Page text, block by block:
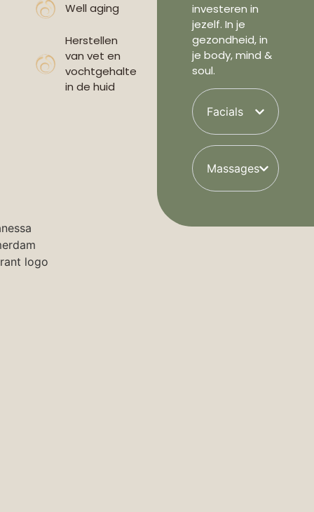
Well aging
Herstellen
van vet en
vochtgehalte
in de huid
investeren in
jezelf. In je
gezondheid, in
je body, mind &
soul.
Facials
Massages